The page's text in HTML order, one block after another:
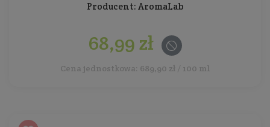
Producent: AromaLab
68,99 zł
Cena jednostkowa: 689,90 zł / 100 ml